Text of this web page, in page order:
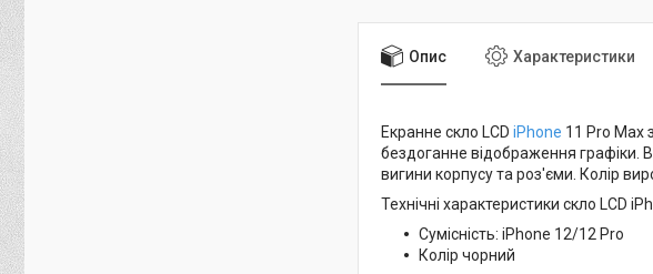
Опис Характеристики
Екранне скло LCD iPhone 11 Pro Max
бездоганне відображення графіки.
вигини корпусу та роз'єми. Колір
Технічні характеристики скло LCD
Сумісність: iPhone 12/12 Pro
Колір чорний